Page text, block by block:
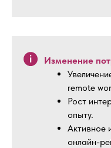
Изменение
remote
Рост
опыту.
Активное
онлайн-